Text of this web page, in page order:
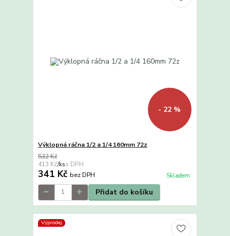
- 22 %
Výklopná ráčna 1/2 a 1/4 160mm 72z
532 Kč
413 Kč/ks
341 Kč bez DPH Skladem
Přidat do košíku
Výprodej